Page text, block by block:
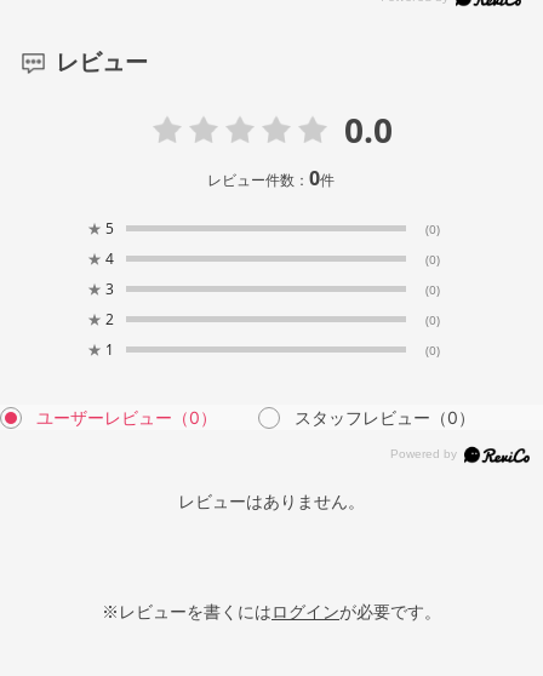
レビュー
0.0
レビュー件数：0件
★ 5 (0)
★ 4 (0)
★ 3 (0)
★ 2 (0)
★ 1 (0)
ユーザーレビュー （0） スタッフレビュー （0）
レビューはありません。
※レビューを書くにはログインが必要です。